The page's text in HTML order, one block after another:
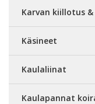
Karvan kiillotus
Käsineet
Kaulaliinat
Kaulapannat